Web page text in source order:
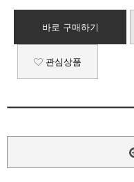
바로 구매하기
관심상품